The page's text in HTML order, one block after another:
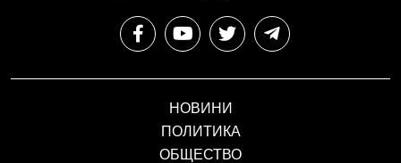
НОВИНИ
ПОЛИТИКА
ОБЩЕСТВО